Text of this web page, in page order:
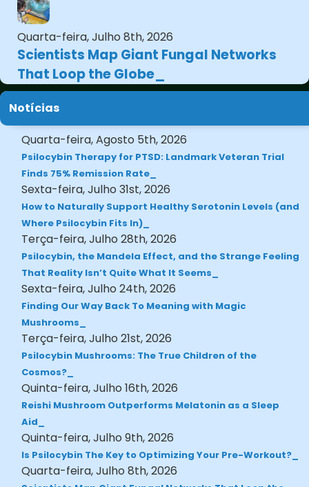
Quarta-feira, Julho 8th, 2026
Scientists Map Giant Fungal Networks
That Loop the Globe
Notícias
Quarta-feira, Agosto 5th, 2026
Psilocybin Therapy for PTSD: Landmark Veteran Trial
Finds 75% Remission Rate
Sexta-feira, Julho 31st, 2026
How to Naturally Support Healthy Serotonin Levels (and
Where Psilocybin Fits In)
Terça-feira, Julho 28th, 2026
Psilocybin, the Mandela Effect, and the Strange Feeling
That Reality Isn’t Quite What It Seems
Sexta-feira, Julho 24th, 2026
Finding Our Way Back To Meaning with Magic
Mushrooms
Terça-feira, Julho 21st, 2026
Psilocybin Mushrooms: The True Children of the
Cosmos?
Quinta-feira, Julho 16th, 2026
Reishi Mushroom Outperforms Melatonin as a Sleep
Aid
Quinta-feira, Julho 9th, 2026
Is Psilocybin The Key to Optimizing Your Pre-Workout?
Quarta-feira, Julho 8th, 2026